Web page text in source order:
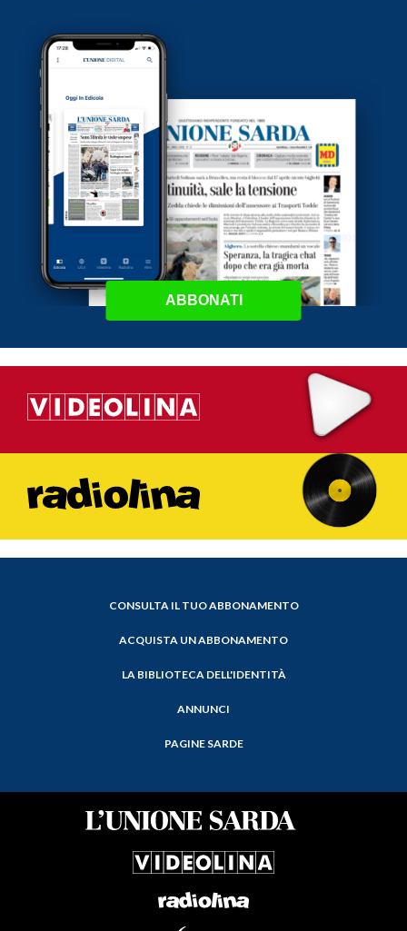
ABBONATI
CONSULTA IL TUO ABBONAMENTO
ACQUISTA UN ABBONAMENTO
LA BIBLIOTECA DELL'IDENTITÀ
ANNUNCI
PAGINE SARDE